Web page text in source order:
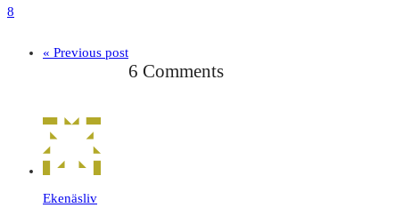
8
« Previous post
6 Comments
Ekenäsliv